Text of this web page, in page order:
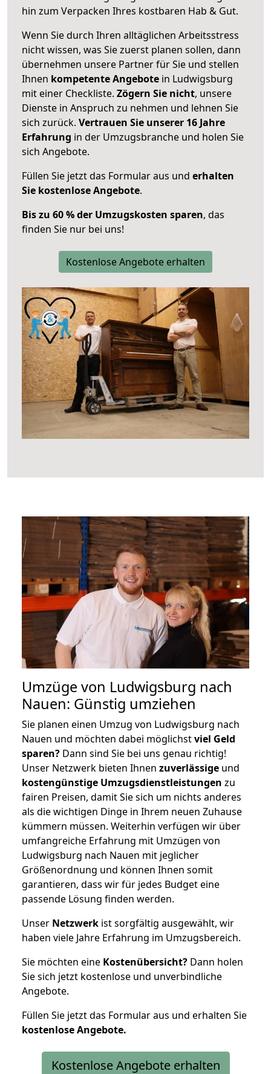
hin zum Verpacken Ihres kostbaren Hab & Gut.
Wenn Sie durch Ihren alltäglichen Arbeitsstress
nicht wissen, was Sie zuerst planen sollen, dann
übernehmen unsere Partner für Sie und stellen
Ihnen kompetente Angebote in Ludwigsburg
mit einer Checkliste. Zögern Sie nicht, unsere
Dienste in Anspruch zu nehmen und lehnen Sie
sich zurück. Vertrauen Sie unserer 16 Jahre
Erfahrung in der Umzugsbranche und holen Sie
sich Angebote.
Füllen Sie jetzt das Formular aus und erhalten
Sie kostenlose Angebote.
Bis zu 60 % der Umzugskosten sparen, das
finden Sie nur bei uns!
Kostenlose Angebote erhalten
Umzüge von Ludwigsburg nach
Nauen: Günstig umziehen
Sie planen einen Umzug von Ludwigsburg nach
Nauen und möchten dabei möglichstviel Geld
sparen? Dann sind Sie bei uns genau richtig!
Unser Netzwerk bieten Ihnen zuverlässige und
kostengünstige Umzugsdienstleistungen zu
fairen Preisen, damit Sie sich um nichts anderes
als die wichtigen Dinge in Ihrem neuen Zuhause
kümmern müssen. Weiterhin verfügen wir über
umfangreiche Erfahrung mit Umzügen von
Ludwigsburg nach Nauen mit jeglicher
Größenordnung und können Ihnen somit
garantieren, dass wir für jedes Budget eine
passende Lösung finden werden.
Unser Netzwerk ist sorgfältig ausgewählt, wir
haben viele Jahre Erfahrung im Umzugsbereich.
Sie möchten eine Kostenübersicht? Dann holen
Sie sich jetzt kostenlose und unverbindliche
Angebote.
Füllen Sie jetzt das Formular aus und erhalten Sie
kostenloseAngebote.
Kostenlose Angebote erhalten